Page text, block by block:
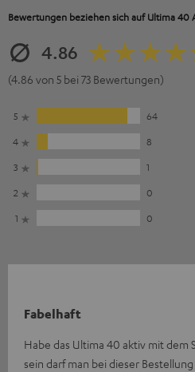
Bewertungen beziehen sich aufUltima 40
4.86
(4.86 von 5 bei 73 Bewertungen)
5
64
4
8
3
1
2
0
1
0
Fabelhaft
Habe das Ultima 40 aktiv mit dem
sein darf man bei dieser